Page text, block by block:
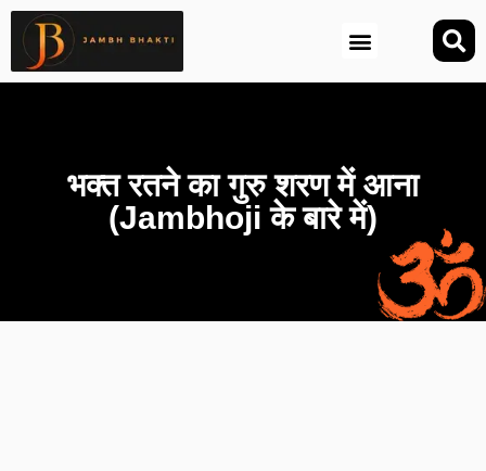
भक्त रतने का गुरु शरण में आना
(Jambhoji के बारे में)